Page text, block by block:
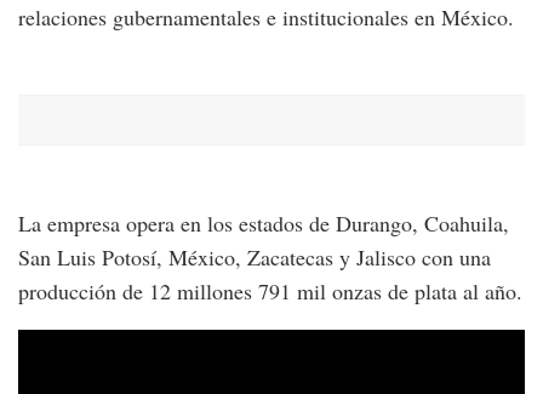
relaciones gubernamentales e institucionales en México.
La empresa opera en los estados de Durango, Coahuila,
San Luis Potosí, México, Zacatecas y Jalisco con una
producción de 12 millones 791 mil onzas de plata al año.